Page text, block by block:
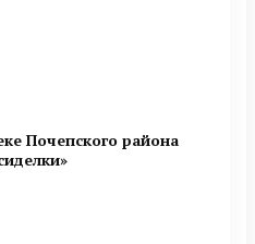
Почепского района